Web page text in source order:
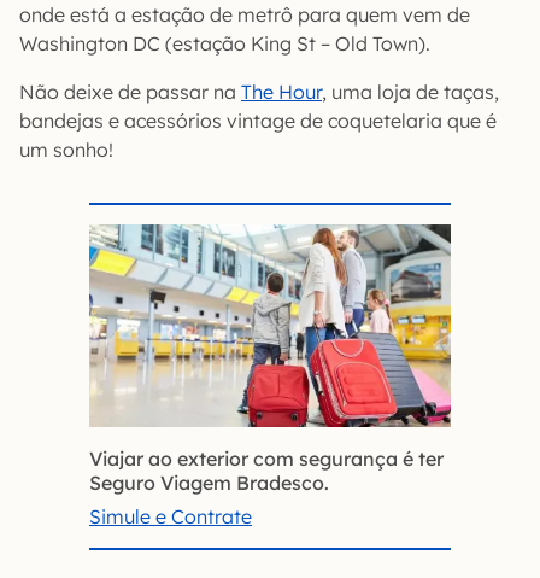
onde está a estação de metrô para quem vem de
Washington DC (estação King St – Old Town).
Não deixe de passar na The Hour, uma loja de taças,
bandejas e acessórios vintage de coquetelaria que é
um sonho!
Viajar ao exterior com segurança é ter
Seguro Viagem Bradesco.
Simule e Contrate